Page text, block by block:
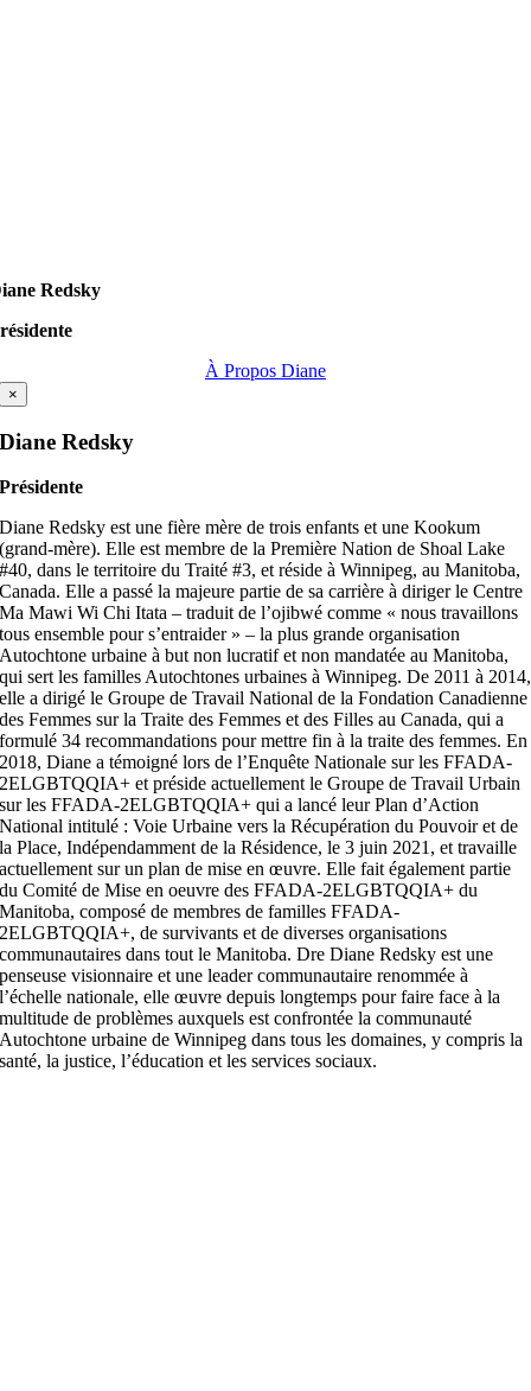
Redsky
À Propos Diane
×
Diane Redsky
Présidente
Diane Redsky est une fière mère de trois enfants et une Kookum
(grand-mère). Elle est membre de la Première Nation de Shoal Lake
#40, dans le territoire du Traité #3, et réside à Winnipeg, au Manitoba,
Canada. Elle a passé la majeure partie de sa carrière à diriger le Centre
Ma Mawi Wi Chi Itata – traduit de l’ojibwé comme « nous travaillons
tous ensemble pour s’entraider » – la plus grande organisation
Autochtone urbaine à but non lucratif et non mandatée au Manitoba,
qui sert les familles Autochtones urbaines à Winnipeg. De 2011 à 2014,
elle a dirigé le Groupe de Travail National de la Fondation Canadienne
des Femmes sur la Traite des Femmes et des Filles au Canada, qui a
formulé 34 recommandations pour mettre fin à la traite des femmes. En
2018, Diane a témoigné lors de l’Enquête Nationale sur les FFADA-
2ELGBTQQIA+ et préside actuellement le Groupe de Travail Urbain
sur les FFADA-2ELGBTQQIA+ qui a lancé leur Plan d’Action
National intitulé : Voie Urbaine vers la Récupération du Pouvoir et de
la Place, Indépendamment de la Résidence, le 3 juin 2021, et travaille
actuellement sur un plan de mise en œuvre. Elle fait également partie
du Comité de Mise en oeuvre des FFADA-2ELGBTQQIA+ du
Manitoba, composé de membres de familles FFADA-
2ELGBTQQIA+, de survivants et de diverses organisations
communautaires dans tout le Manitoba. Dre Diane Redsky est une
penseuse visionnaire et une leader communautaire renommée à
l’échelle nationale, elle œuvre depuis longtemps pour faire face à la
multitude de problèmes auxquels est confrontée la communauté
Autochtone urbaine de Winnipeg dans tous les domaines, y compris la
santé, la justice, l’éducation et les services sociaux.